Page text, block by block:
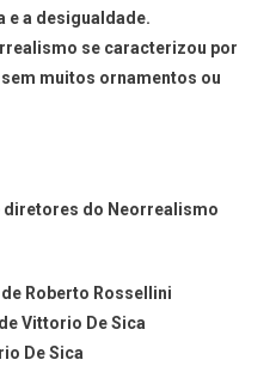
e a desigualdade.
se caracterizou por
muitos ornamentos ou
do Neorrealismo
Roberto Rossellini
Vittorio De Sica
De Sica